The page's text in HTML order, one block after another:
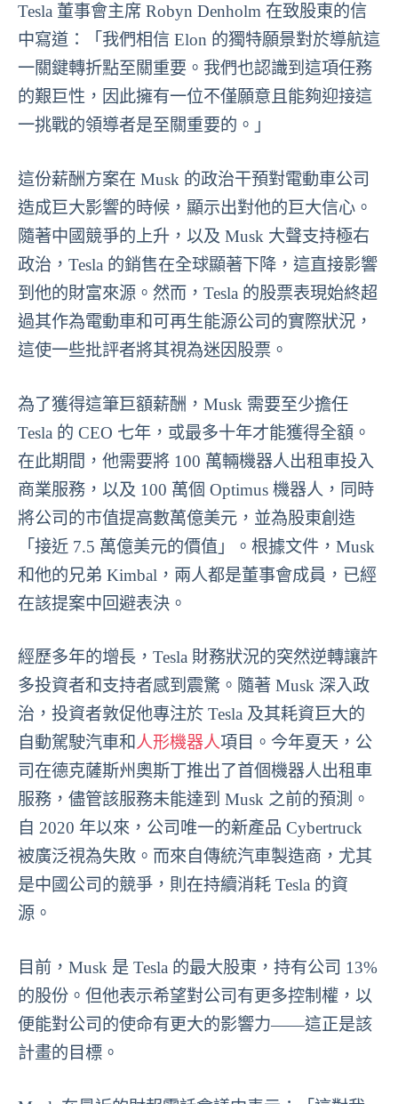
Tesla 董事會主席 Robyn Denholm 在致股東的信
中寫道：「我們相信 Elon 的獨特願景對於導航這
一關鍵轉折點至關重要。我們也認識到這項任務
的艱巨性，因此擁有一位不僅願意且能夠迎接這
一挑戰的領導者是至關重要的。」
這份薪酬方案在 Musk 的政治干預對電動車公司
造成巨大影響的時候，顯示出對他的巨大信心。
隨著中國競爭的上升，以及 Musk 大聲支持極右
政治，Tesla 的銷售在全球顯著下降，這直接影響
到他的財富來源。然而，Tesla 的股票表現始終超
過其作為電動車和可再生能源公司的實際狀況，
這使一些批評者將其視為迷因股票。
為了獲得這筆巨額薪酬，Musk 需要至少擔任
Tesla 的 CEO 七年，或最多十年才能獲得全額。
在此期間，他需要將 100 萬輛機器人出租車投入
商業服務，以及 100 萬個 Optimus 機器人，同時
將公司的市值提高數萬億美元，並為股東創造
「接近 7.5 萬億美元的價值」。根據文件，Musk
和他的兄弟 Kimbal，兩人都是董事會成員，已經
在該提案中回避表決。
經歷多年的增長，Tesla 財務狀況的突然逆轉讓許
多投資者和支持者感到震驚。隨著 Musk 深入政
治，投資者敦促他專注於 Tesla 及其耗資巨大的
自動駕駛汽車和人形機器人項目。今年夏天，公
司在德克薩斯州奧斯丁推出了首個機器人出租車
服務，儘管該服務未能達到 Musk 之前的預測。
自 2020 年以來，公司唯一的新產品 Cybertruck
被廣泛視為失敗。而來自傳統汽車製造商，尤其
是中國公司的競爭，則在持續消耗 Tesla 的資
源。
目前，Musk 是 Tesla 的最大股東，持有公司 13%
的股份。但他表示希望對公司有更多控制權，以
便能對公司的使命有更大的影響力——這正是該
計畫的目標。